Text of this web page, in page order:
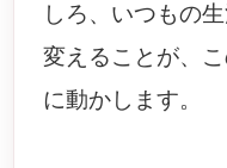
しろ、いつもの
変えることが、
に動かします。